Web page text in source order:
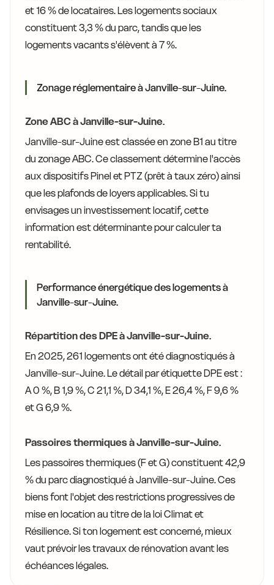
et 16 % de locataires. Les logements sociaux
constituent 3,3 % du parc, tandis que les
logements vacants s'élèvent à 7 %.
Zonage réglementaire à Janville-sur-Juine.
Zone ABC à Janville-sur-Juine.
Janville-sur-Juine est classée en zone B1 au titre
du zonage ABC. Ce classement détermine l'accès
aux dispositifs Pinel et PTZ (prêt à taux zéro) ainsi
que les plafonds de loyers applicables. Si tu
envisages un investissement locatif, cette
information est déterminante pour calculer ta
rentabilité.
Performance énergétique des logements à
Janville-sur-Juine.
Répartition des DPE à Janville-sur-Juine.
En 2025, 261 logements ont été diagnostiqués à
Janville-sur-Juine. Le détail par étiquette DPE est :
A 0 %, B 1,9 %, C 21,1 %, D 34,1 %, E 26,4 %, F 9,6 %
et G 6,9 %.
Passoires thermiques à Janville-sur-Juine.
Les passoires thermiques (F et G) constituent 42,9
% du parc diagnostiqué à Janville-sur-Juine. Ces
biens font l'objet des restrictions progressives de
mise en location au titre de la loi Climat et
Résilience. Si ton logement est concerné, mieux
vaut prévoir les travaux de rénovation avant les
échéances légales.